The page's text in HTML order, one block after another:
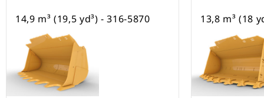
14,9 m³ (19,5 yd³) - 316-5870 13,8 m³ (18